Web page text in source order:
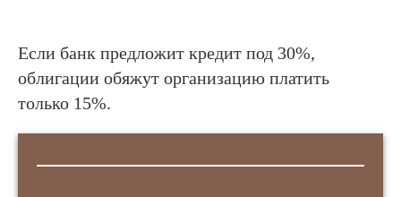
Если банк предложит кредит под 30%,
облигации обяжут организацию платить
только 15%.